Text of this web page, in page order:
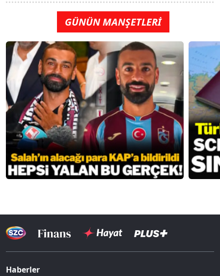
GÜNÜN MANŞETLERİ
Haberler